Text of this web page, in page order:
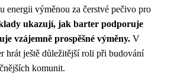
energii výměnou za čerstvé pečivo pro
ukazují, jak barter podporuje
vzájemně prospěšné výměny. V
hrát ještě důležitější roli při budování
komunit.